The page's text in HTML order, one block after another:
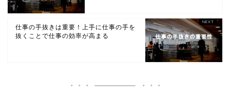
仕事の手抜きは重要！上手に仕事の手を
抜くことで仕事の効率が高まる